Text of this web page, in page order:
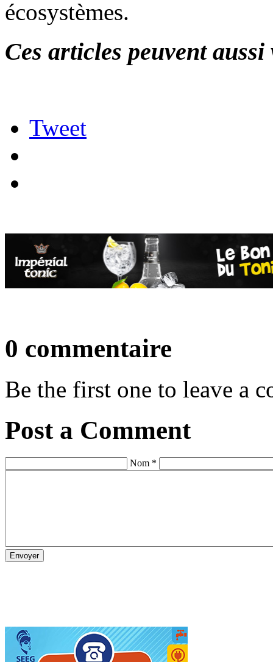
écosystèmes.
Ces articles peuvent
Tweet
0 commentaire
Be the first one to leave a
Post a Comment
Nom *